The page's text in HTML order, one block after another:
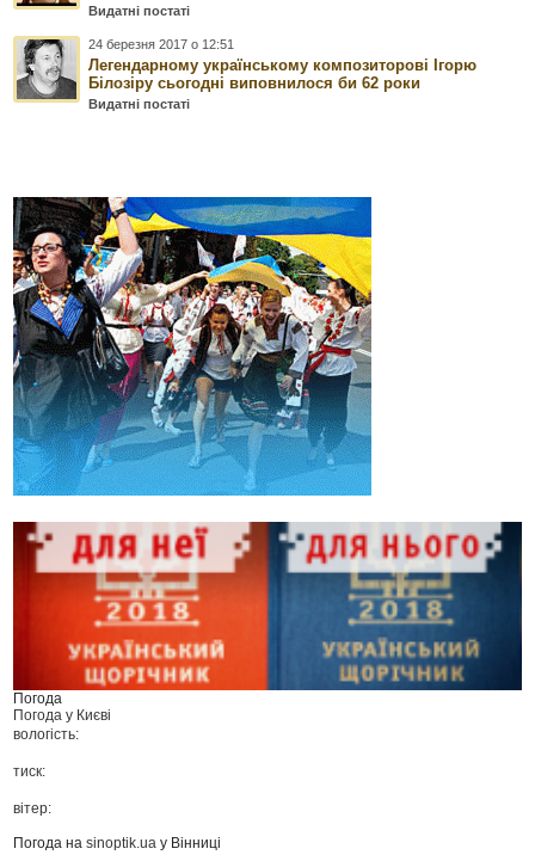
Видатні постаті
24 березня 2017 о 12:51
Легендарному українському композиторові Ігорю
Білозіру сьогодні виповнилося би 62 роки
Видатні постаті
Погода
Погода у Києві
вологість:
тиск:
вітер:
Погода наsinoptik.ua у Вінниці